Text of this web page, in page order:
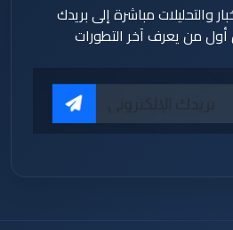
والتحليلات مباشرة إلى بريدك
أول من يعرف آخر التطورات